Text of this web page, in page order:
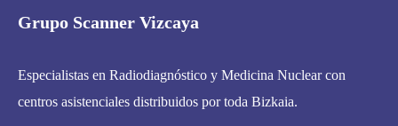
Grupo Scanner Vizcaya
Especialistas en Radiodiagnóstico y Medicina Nuclear con
centros asistenciales distribuidos por toda Bizkaia.